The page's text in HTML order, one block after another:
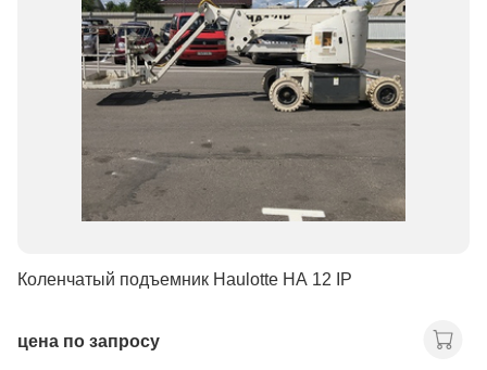
Коленчатый подъемник Haulotte HA 12 IP
цена по запросу